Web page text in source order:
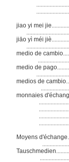
jiao yi mei jie............
.............................
jiāo yì méi jiè............
.............................
medio de
medio de
medios de
monnaies
Moyens